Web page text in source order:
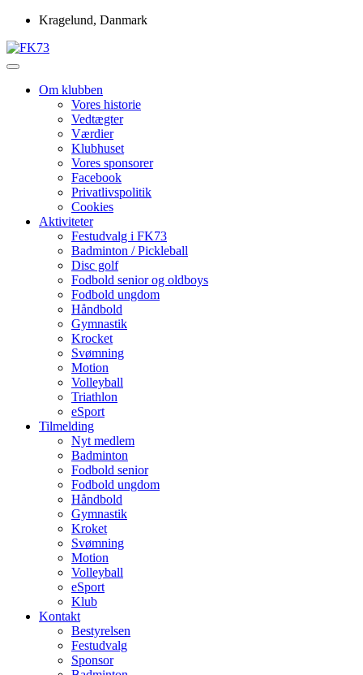
Skip
content
Kragelund, Danmark
FK73
Om klubben
Vores historie
Vedtægter
Værdier
Klubhuset
Vores sponsorer
Facebook
Privatlivspolitik
Cookies
Aktiviteter
Festudvalg i FK73
Badminton / Pickleball
Disc golf
Fodbold senior og oldboys
Fodbold ungdom
Håndbold
Gymnastik
Krocket
Svømning
Motion
Volleyball
Triathlon
eSport
Tilmelding
Nyt medlem
Badminton
Fodbold senior
Fodbold ungdom
Håndbold
Gymnastik
Kroket
Svømning
Motion
Volleyball
eSport
Klub
Kontakt
Bestyrelsen
Festudvalg
Sponsor